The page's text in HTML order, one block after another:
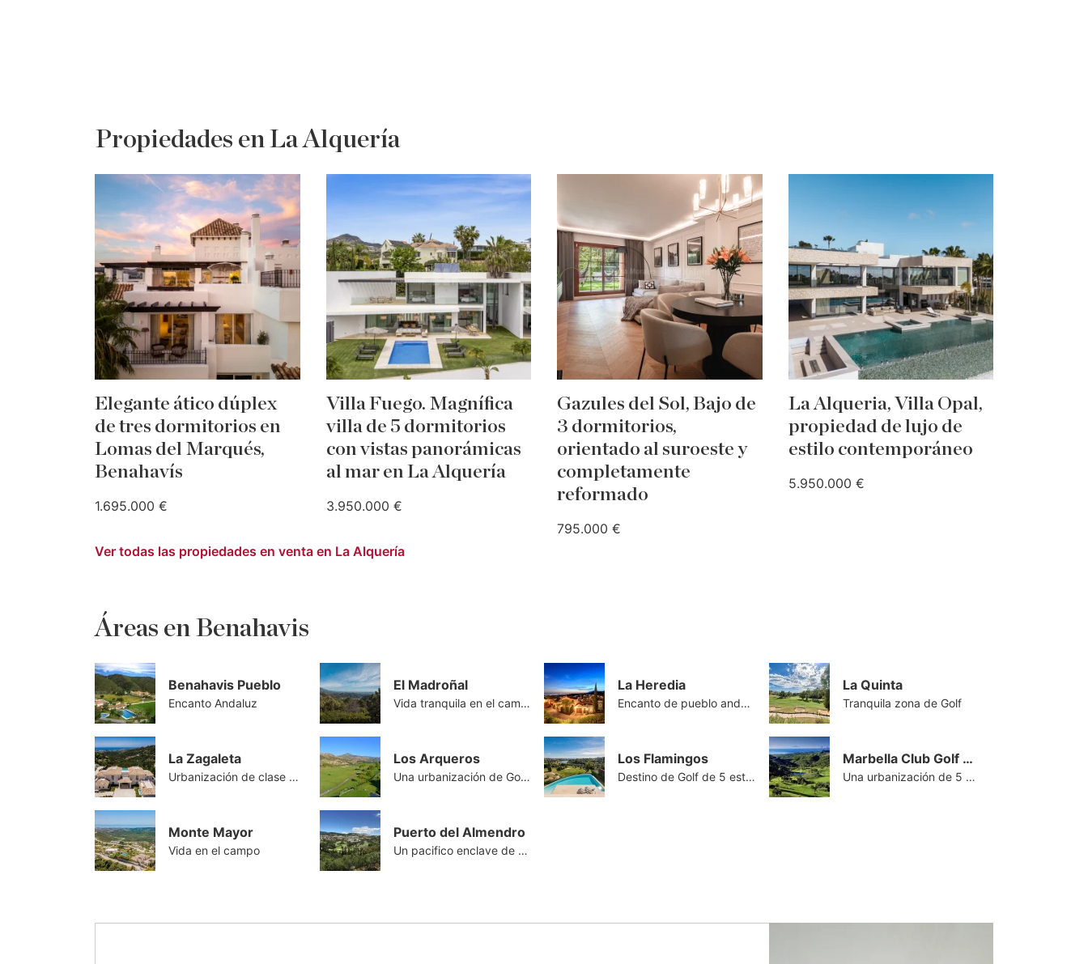
Propiedades en La Alquería
Elegante ático dúplex
de tres dormitorios en
Lomas del Marqués,
Benahavís
1.695.000 €
Villa Fuego. Magnífica
villa de 5 dormitorios
con vistas panorámicas
al mar en La Alquería
3.950.000 €
Gazules del Sol, Bajo de
3 dormitorios,
orientado al suroeste y
completamente
reformado
795.000 €
La Alqueria, Villa Opal,
propiedad de lujo de
estilo contemporáneo
5.950.000 €
Ver todas las propiedades en venta en La Alquería
Áreas en Benahavis
Benahavis Pueblo
Encanto Andaluz
El Madroñal
Vida tranquila en el campo
La Heredia
Encanto de pueblo andaluz
La Quinta
Tranquila zona de Golf
La Zagaleta
Urbanización de clase mundial
Los Arqueros
Una urbanización de Golf asentada
Los Flamingos
Destino de Golf de 5 estrellas
Marbella Club Golf Resort
Una urbanización de 5 estrellas
Monte Mayor
Vida en el campo
Puerto del Almendro
Un pacifico enclave de montaña